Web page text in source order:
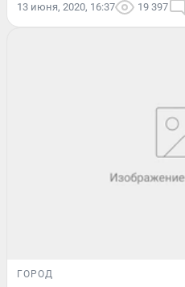
13 июня, 2020, 16:37 19 397
ГОРОД